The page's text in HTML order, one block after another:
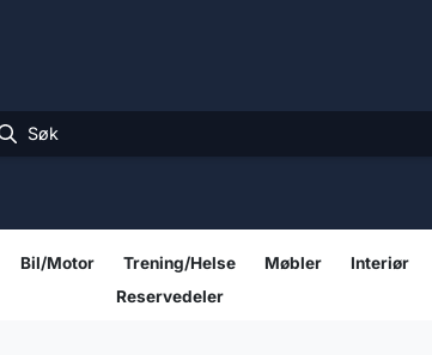
Bil/Motor Trening/Helse Møbler Interiør
Reservedeler